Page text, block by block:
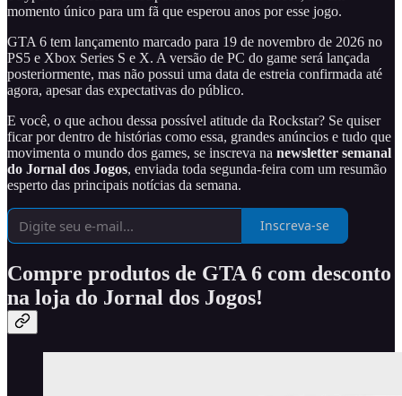
momento único para um fã que esperou anos por esse jogo.
GTA 6 tem lançamento marcado para 19 de novembro de 2026 no
PS5 e Xbox Series S e X. A versão de PC do game será lançada
posteriormente, mas não possui uma data de estreia confirmada até
agora, apesar das expectativas do público.
E você, o que achou dessa possível atitude da Rockstar? Se quiser
ficar por dentro de histórias como essa, grandes anúncios e tudo que
movimenta o mundo dos games, se inscreva na newsletter semanal
do Jornal dos Jogos, enviada toda segunda-feira com um resumão
esperto das principais notícias da semana.
Inscreva-se
Compre produtos de GTA 6 com desconto
na loja do Jornal dos Jogos!